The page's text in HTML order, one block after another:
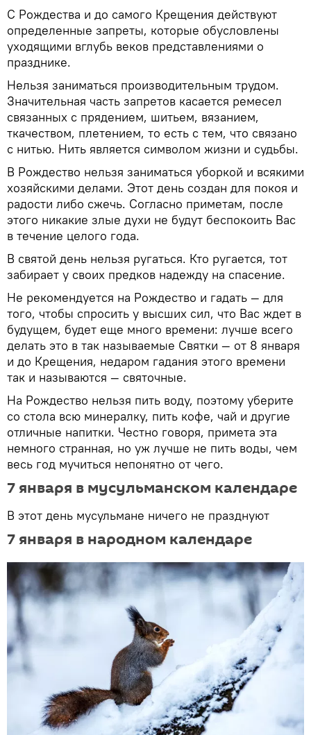
С Рождества и до самого Крещения действуют
определенные запреты, которые обусловлены
уходящими вглубь веков представлениями о
празднике.
Нельзя заниматься производительным трудом.
Значительная часть запретов касается ремесел
связанных с прядением, шитьем, вязанием,
ткачеством, плетением, то есть с тем, что связано
с нитью. Нить является символом жизни и судьбы.
В Рождество нельзя заниматься уборкой и всякими
хозяйскими делами. Этот день создан для покоя и
радости либо сжечь. Согласно приметам, после
этого никакие злые духи не будут беспокоить Вас
в течение целого года.
В святой день нельзя ругаться. Кто ругается, тот
забирает у своих предков надежду на спасение.
Не рекомендуется на Рождество и гадать — для
того, чтобы спросить у высших сил, что Вас ждет в
будущем, будет еще много времени: лучше всего
делать это в так называемые Святки — от 8 января
и до Крещения, недаром гадания этого времени
так и называются — святочные.
На Рождество нельзя пить воду, поэтому уберите
со стола всю минералку, пить кофе, чай и другие
отличные напитки. Честно говоря, примета эта
немного странная, но уж лучше не пить воды, чем
весь год мучиться непонятно от чего.
7 января в мусульманском календаре
В этот день мусульмане ничего не празднуют
7 января в народном календаре